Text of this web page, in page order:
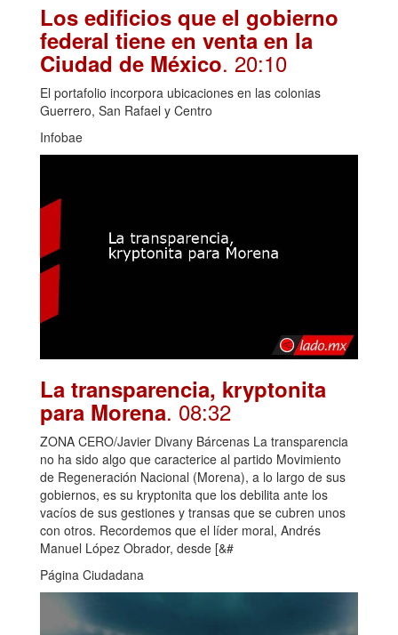
Los edificios que el gobierno
federal tiene en venta en la
Ciudad de México. 20:10
El portafolio incorpora ubicaciones en las colonias
Guerrero, San Rafael y Centro
Infobae
La transparencia, kryptonita
para Morena. 08:32
ZONA CERO/Javier Divany Bárcenas La transparencia
no ha sido algo que caracterice al partido Movimiento
de Regeneración Nacional (Morena), a lo largo de sus
gobiernos, es su kryptonita que los debilita ante los
vacíos de sus gestiones y transas que se cubren unos
con otros. Recordemos que el líder moral, Andrés
Manuel López Obrador, desde [&#
Página Ciudadana